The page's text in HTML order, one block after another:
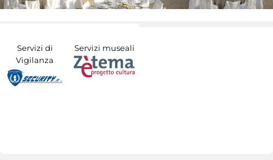
Servizi di
Vigilanza
Servizi museali